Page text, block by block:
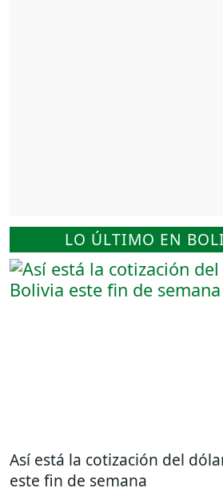
LO ÚLTIMO EN
Así está la cotización del
este fin de semana